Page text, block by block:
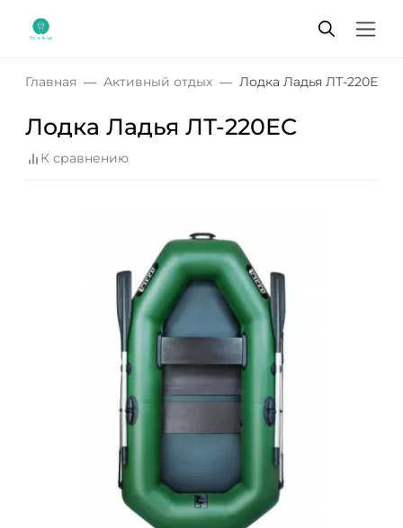
Главная Активный отдых Лодка Ладья ЛТ-220ЕС
Лодка Ладья ЛТ-220ЕС
К сравнению